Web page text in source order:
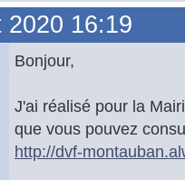
2020 16:19
Bonjour,
J'ai réalisé pour la
que vous pouvez
http://dvf-